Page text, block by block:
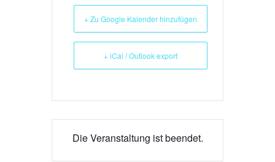
+ Zu Google Kalender hinzufügen
+ iCal / Outlook export
Die Veranstaltung ist beendet.